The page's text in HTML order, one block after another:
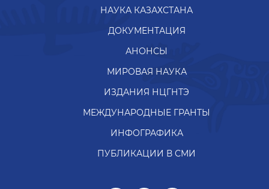
НАУКА КАЗАХСТАНА
ДОКУМЕНТАЦИЯ
АНОНСЫ
МИРОВАЯ НАУКА
ИЗДАНИЯ НЦГНТЭ
МЕЖДУНАРОДНЫЕ ГРАНТЫ
ИНФОГРАФИКА
ПУБЛИКАЦИИ В СМИ